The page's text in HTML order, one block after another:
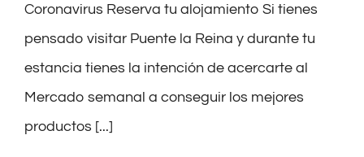
Coronavirus Reserva tu alojamiento Si tienes
pensado visitar Puente la Reina y durante tu
estancia tienes la intención de acercarte al
Mercado semanal a conseguir los mejores
productos [...]